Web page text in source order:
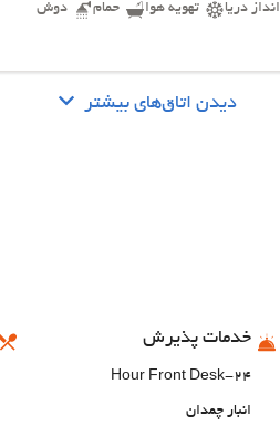
دریا تهویه هوا حمام دوش
دیدن اتاق‌های بیشتر
خدمات پذیرش
24-Hour Front Desk
انبار چمدان